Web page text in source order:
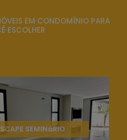
EM CONDOMÍNIO PARA
ESCOLHER
SEMINáRIO